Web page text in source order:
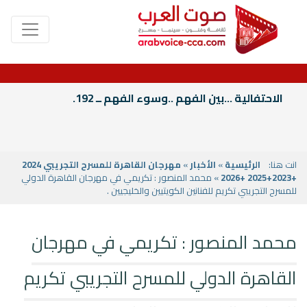
الاحتفالية ...بين الفهم ..وسوء الفهم ــ 192.
انت هنا: الرئيسية» الأخبار» مهرجان القاهرة للمسرح التجريبي 2024
+2023+2025 +2026 » محمد المنصور : تكريمي في مهرجان القاهرة الدولي
للمسرح التجريبي تكريم للفنانين الكويتيين والخليجيين .
محمد المنصور : تكريمي في مهرجان
القاهرة الدولي للمسرح التجريبي تكريم